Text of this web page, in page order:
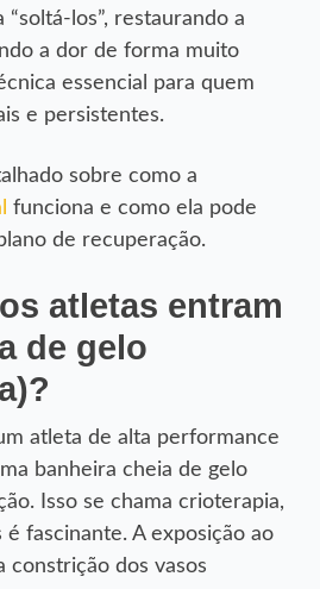
“soltá-los”, restaurando a
a dor de forma muito
essencial para quem
e persistentes.
sobre como a
funciona e como ela pode
de recuperação.
atletas entram
de gelo
atleta de alta performance
banheira cheia de gelo
Isso se chama crioterapia,
fascinante. A exposição ao
constrição dos vasos